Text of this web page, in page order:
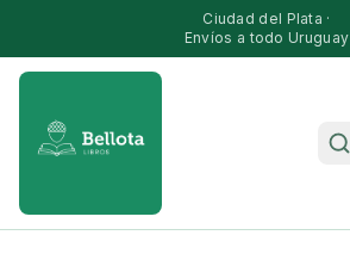
Ciudad del Plata ·
Envíos a todo Uruguay